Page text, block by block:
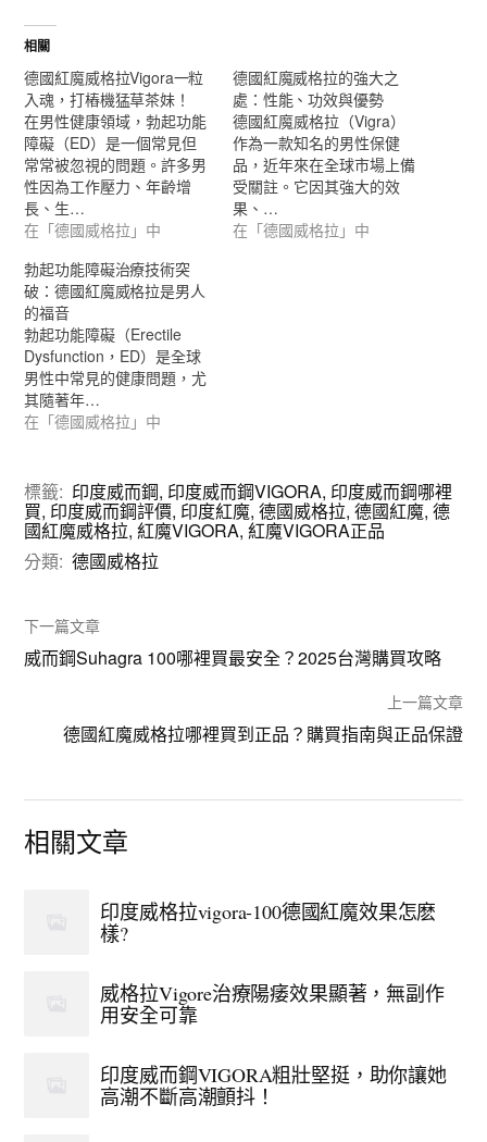
相關
德國紅魔威格拉Vigora一粒
入魂，打樁機猛草茶妹！
在男性健康領域，勃起功能
障礙（ED）是一個常見但
常常被忽視的問題。許多男
性因為工作壓力、年齡增
長、生…
在「德國威格拉」中
德國紅魔威格拉的強大之
處：性能、功效與優勢
德國紅魔威格拉（Vigra）
作為一款知名的男性保健
品，近年來在全球市場上備
受關註。它因其強大的效
果、…
在「德國威格拉」中
勃起功能障礙治療技術突
破：德國紅魔威格拉是男人
的福音
勃起功能障礙（Erectile
Dysfunction，ED）是全球
男性中常見的健康問題，尤
其隨著年…
在「德國威格拉」中
標籤: 印度威而鋼, 印度威而鋼VIGORA, 印度威而鋼哪裡
買, 印度威而鋼評價, 印度紅魔,德國威格拉,德國紅魔,德
國紅魔威格拉,紅魔VIGORA,紅魔VIGORA正品
分類: 德國威格拉
下一篇文章
威而鋼Suhagra 100哪裡買最安全？2025台灣購買攻略
上一篇文章
德國紅魔威格拉哪裡買到正品？購買指南與正品保證
相關文章
印度威格拉vigora-100德國紅魔效果怎麽
樣?
威格拉Vigore治療陽痿效果顯著，無副作
用安全可靠
印度威而鋼VIGORA粗壯堅挺，助你讓她
高潮不斷高潮顫抖！